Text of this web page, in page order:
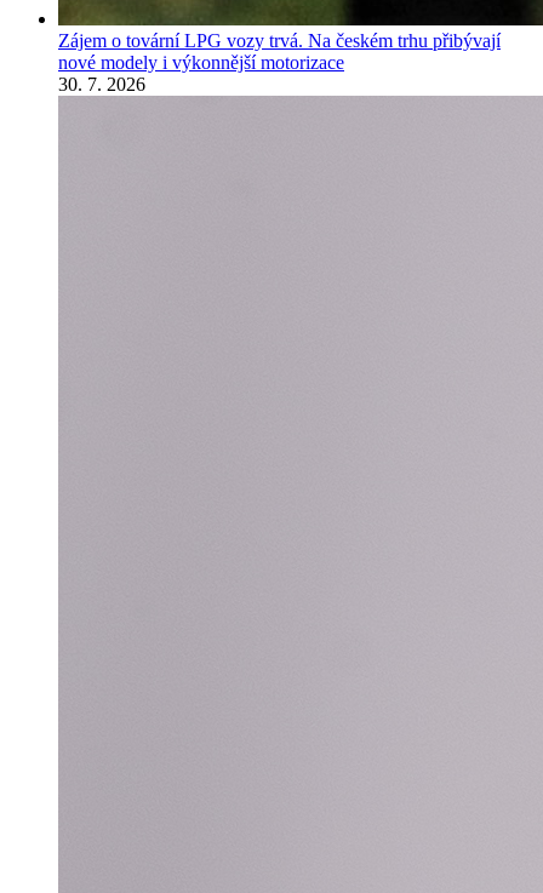
Zájem o tovární LPG vozy trvá. Na českém trhu přibývají
nové modely i výkonnější motorizace
30. 7. 2026